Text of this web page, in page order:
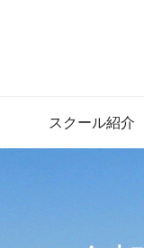
スクール紹介